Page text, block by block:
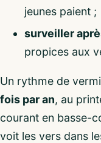
jeunes paient ;
surveiller
propices aux
Un rythme de
fois par an, au
courant en basse-
voit les vers dans